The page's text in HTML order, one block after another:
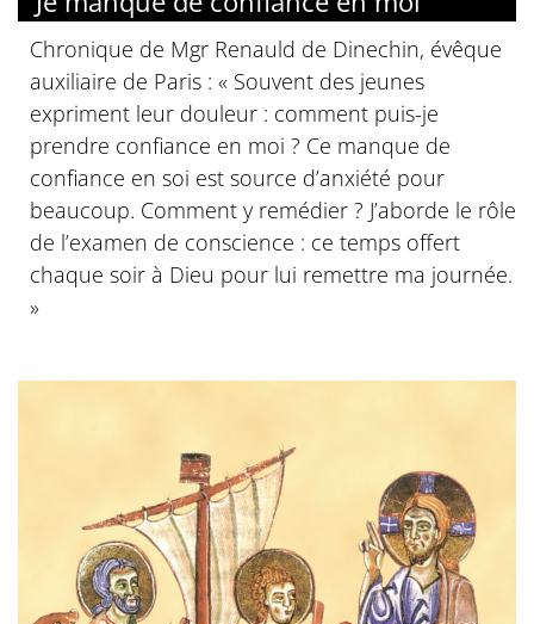
Chronique de Mgr Renauld de Dinechin, évêque
auxiliaire de Paris : « Souvent des jeunes
expriment leur douleur : comment puis-je
prendre confiance en moi ? Ce manque de
confiance en soi est source d’anxiété pour
beaucoup. Comment y remédier ? J’aborde le rôle
de l’examen de conscience : ce temps offert
chaque soir à Dieu pour lui remettre ma journée.
»